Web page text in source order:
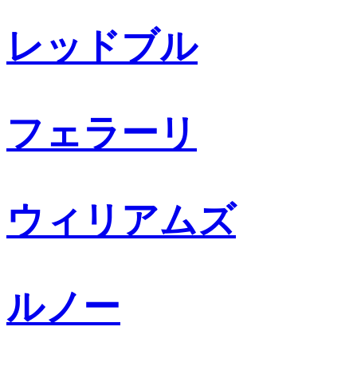
レッドブル
フェラーリ
ウィリアムズ
ルノー